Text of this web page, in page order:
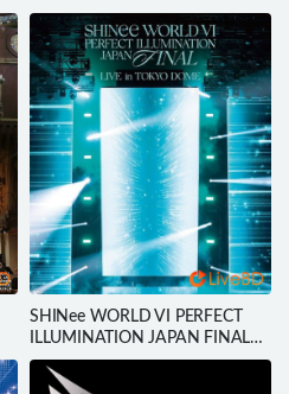
SHINee WORLD VI PERFECT
ILLUMINATION JAPAN FINAL
LIVE in TOKYO DOME (2BD)
(2024) BD蓝光原盘 88.3G